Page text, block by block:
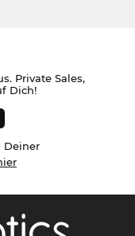
Private Sales,
Dich!
Deiner